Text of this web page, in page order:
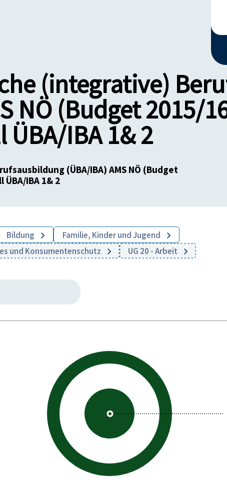
(integrative)
NÖ (Budget 2015/
IBA 1& 2
(ÜBA/IBA) AMS NÖ (Budget
IBA 1& 2
Bildung
Familie, Kinder und Jugend
und Konsumentenschutz
UG 20 - Arbeit